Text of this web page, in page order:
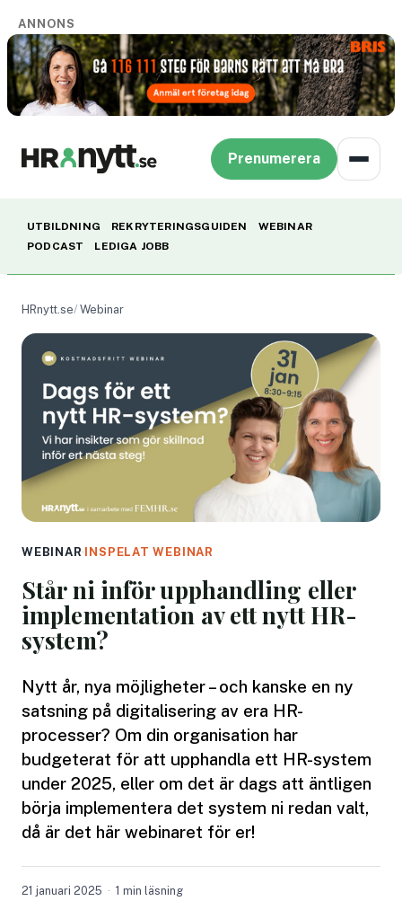
ANNONS
Prenumerera
UTBILDNING REKRYTERINGSGUIDEN
WEBINAR
PODCAST
LEDIGA JOBB
HRnytt.se Webinar
WEBINAR· INSPELAT WEBINAR
Står ni inför upphandling eller
implementation av ett nytt HR-
system?
Nytt år, nya möjligheter – och kanske en ny
satsning på digitalisering av era HR-
processer? Om din organisation har
budgeterat för att upphandla ett HR-system
under 2025, eller om det är dags att äntligen
börja implementera det system ni redan valt,
då är det här webinaret för er!
21 januari 2025 1 min läsning